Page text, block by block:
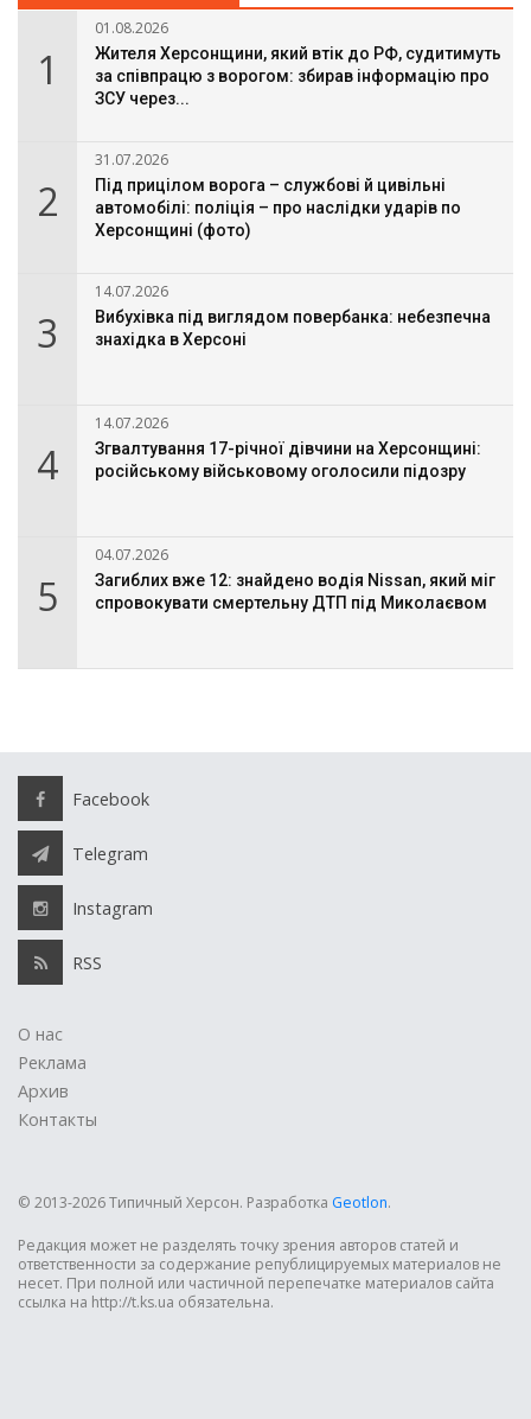
1
01.08.2026
Жителя Херсонщини, який втік до РФ, судитимуть
за співпрацю з ворогом: збирав інформацію про
ЗСУ через...
2
31.07.2026
Під прицілом ворога – службові й цивільні
автомобілі: поліція – про наслідки ударів по
Херсонщині (фото)
3
14.07.2026
Вибухівка під виглядом повербанка: небезпечна
знахідка в Херсоні
4
14.07.2026
Згвалтування 17-річної дівчини на Херсонщині:
російському військовому оголосили підозру
5
04.07.2026
Загиблих вже 12: знайдено водія Nissan, який міг
спровокувати смертельну ДТП під Миколаєвом
Facebook
Telegram
Instagram
RSS
О нас
Реклама
Архив
Контакты
© 2013-2026 Типичный Херсон. Разработка Geotlon.
Редакция может не разделять точку зрения авторов статей и
ответственности за содержание републицируемых материалов не
несет. При полной или частичной перепечатке материалов сайта
ссылка на http://t.ks.ua обязательна.